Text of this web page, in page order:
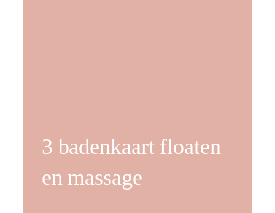
3 badenkaart floaten
en massage